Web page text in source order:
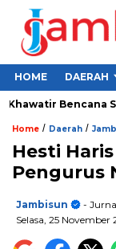
HOME DAERAH
Bencana
Home / Daerah /
Hesti
Pengurus
Jambisun
-
Selasa, 25 November